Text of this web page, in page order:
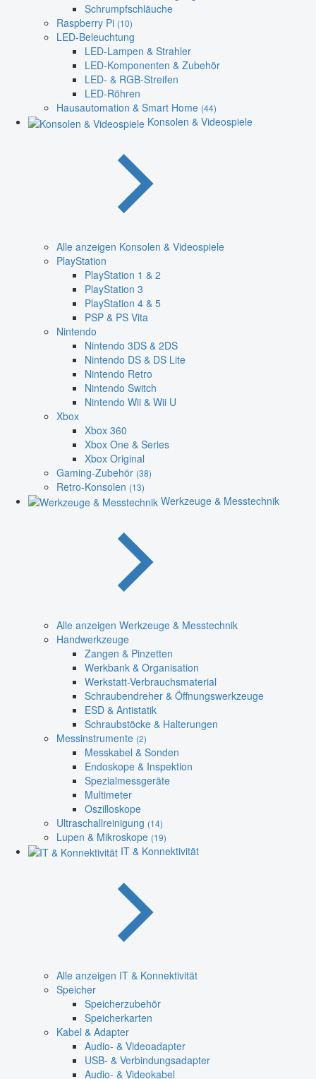
Schrumpfschläuche
Raspberry Pi (10)
LED-Beleuchtung
LED-Lampen & Strahler
LED-Komponenten & Zubehör
LED- & RGB-Streifen
LED-Röhren
Hausautomation & Smart Home (44)
Konsolen & Videospiele
Alle anzeigen Konsolen & Videospiele
PlayStation
PlayStation 1 & 2
PlayStation 3
PlayStation 4 & 5
PSP & PS Vita
Nintendo
Nintendo 3DS & 2DS
Nintendo DS & DS Lite
Nintendo Retro
Nintendo Switch
Nintendo Wii & Wii U
Xbox
Xbox 360
Xbox One & Series
Xbox Original
Gaming-Zubehör (38)
Retro-Konsolen (13)
Werkzeuge & Messtechnik
Alle anzeigen Werkzeuge & Messtechnik
Handwerkzeuge
Zangen & Pinzetten
Werkbank & Organisation
Werkstatt-Verbrauchsmaterial
Schraubendreher & Öffnungswerkzeuge
ESD & Antistatik
Schraubstöcke & Halterungen
Messinstrumente (2)
Messkabel & Sonden
Endoskope & Inspektion
Spezialmessgeräte
Multimeter
Oszilloskope
Ultraschallreinigung (14)
Lupen & Mikroskope (19)
IT & Konnektivität
Alle anzeigen IT & Konnektivität
Speicher
Speicherzubehör
Speicherkarten
Kabel & Adapter
Audio- & Videoadapter
USB- & Verbindungsadapter
Audio- & Videokabel